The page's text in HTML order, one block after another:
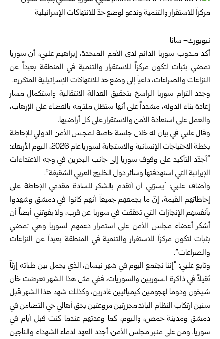
نيويورك- سانا
أكد مندوب سوريا الدائم لدى الأمم المتحدة،إبراهيم علبي، أن سوريا
تمضي بثبات لتكون مركزاً للاستقرار والتنمية في المنطقة بعيداً عن
النزاعات والصراعات، داعياً إلى وضع حد للانتهاكات الإسرائيلية المتكررة.
وجدد التزام سوريا الراسخ بتحقيق العدالة الانتقالية واستكمال مسار
إعادة بناء الدولة، مشدداً على أنها ستظل ملتزمة بالقضاء على الإرهاب،
والعمل على استعادة الأمن والاستقرار على كل أراضيها.
وقال علبي في بيان له خلال جلسة خاصة لمجلس الأمن الدولي للإحاطة
بخطة الاحتياجات الإنسانية والاستجابة لسوريا عام 2026، اليوم الأربعاء:
“أجدّد التأكيد على وقوف سوريا إلى جانب البحرين في وجه الاعتداءات
الإيرانية التي استهدفتها وسائر دول الخليج العربي الشقيقة”.
وأضاف علبي: “يسرّني أن أتقدم بالشكر للسادة مقدمي الإحاطة على
إحاطاتهم القيمة، إنّ ما يجمعهم جميعاً أنهم كانوا في دمشق وشهدوا
بأنفسهم الإنجازات التي تحققت في سوريا عن قرب، ولا يفوتني أيضاً أن
أشكر أعضاء مجلس الأمن على استمرار دعمهم لسوريا وهي تمضي
بثبات لتكون مركزاً للاستقرار والتنمية في المنطقة بعيداً عن النزاعات
والصراعات”.
وتابع علبي: “إننا نجتمع اليوم في شهر نيسان، الذي يحمل بين طياته إرثاً
ثقيلاً في ذاكرة السوريين والسوريات، ففي مثل هذا الشهر تعرضت خان
شيخون ودوما لهجومين كيميائيين غادرين، وكذلك شهد هذا الشهر قبل
سنين ارتكاب النظام البائد مجزرتين مروعتين بحق أهالي حي التضامن في
دمشق ومدينة حمص، واليوم، كما وعدتهم عندما كنت قبل أيام في
سوريا، ومن على منبر مجلس الأمن، أجدد العهد لدماء الشهداء والناجين